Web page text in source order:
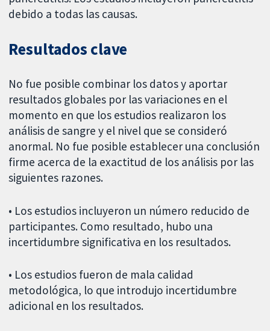
debido a todas las causas.
Resultados clave
No fue posible combinar los datos y aportar
resultados globales por las variaciones en el
momento en que los estudios realizaron los
análisis de sangre y el nivel que se consideró
anormal. No fue posible establecer una conclusión
firme acerca de la exactitud de los análisis por las
siguientes razones.
• Los estudios incluyeron un número reducido de
participantes. Como resultado, hubo una
incertidumbre significativa en los resultados.
• Los estudios fueron de mala calidad
metodológica, lo que introdujo incertidumbre
adicional en los resultados.